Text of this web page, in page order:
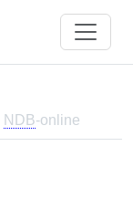
NDB-online